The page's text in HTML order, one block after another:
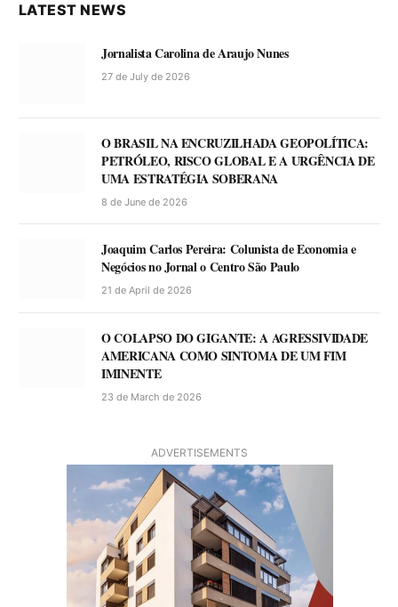
LATEST NEWS
Jornalista Carolina de Araujo Nunes
27 de July de 2026
O BRASIL NA ENCRUZILHADA GEOPOLÍTICA:
PETRÓLEO, RISCO GLOBAL E A URGÊNCIA DE
UMA ESTRATÉGIA SOBERANA
8 de June de 2026
Joaquim Carlos Pereira: Colunista de Economia e
Negócios no Jornal o Centro São Paulo
21 de April de 2026
O COLAPSO DO GIGANTE: A AGRESSIVIDADE
AMERICANA COMO SINTOMA DE UM FIM
IMINENTE
23 de March de 2026
ADVERTISEMENTS